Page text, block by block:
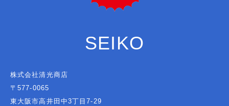
SEIKO
株式会社清光商店
〒577-0065
東大阪市高井田中3丁目7-29